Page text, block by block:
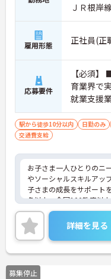
ＪＲ根岸
雇用形態 正社員(正
応募要件
【必須
育業界で
就業支援
ど） ■児
駅から徒歩10分以内 日勤のみ
交通費支給
お子さま一人ひとりのニ
やソーシャルスキルアッ
子さまの成長をサポート
名以上、全国100教室以
して培ったノウハウもあ
の提供とともに、自身の
目指せます。年間休日は
との両立もしやすいです
ご興味のある方はお気軽
らに詳細などお伝えします
詳細を見る
募集停止